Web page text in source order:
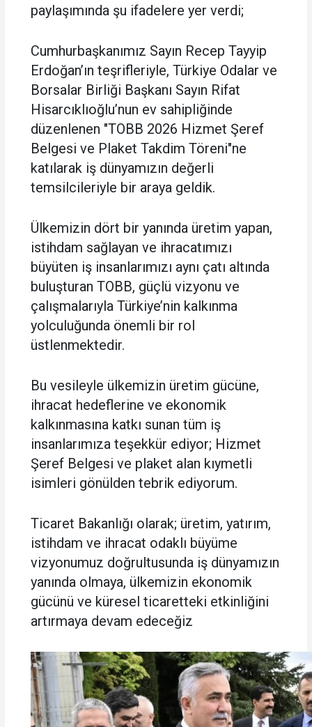
paylaşımında şu ifadelere yer verdi;
Cumhurbaşkanımız Sayın Recep Tayyip
Erdoğan’ın teşrifleriyle, Türkiye Odalar ve
Borsalar Birliği Başkanı Sayın Rifat
Hisarcıklıoğlu’nun ev sahipliğinde
düzenlenen "TOBB 2026 Hizmet Şeref
Belgesi ve Plaket Takdim Töreni"ne
katılarak iş dünyamızın değerli
temsilcileriyle bir araya geldik.
Ülkemizin dört bir yanında üretim yapan,
istihdam sağlayan ve ihracatımızı
büyüten iş insanlarımızı aynı çatı altında
buluşturan TOBB, güçlü vizyonu ve
çalışmalarıyla Türkiye’nin kalkınma
yolculuğunda önemli bir rol
üstlenmektedir.
Bu vesileyle ülkemizin üretim gücüne,
ihracat hedeflerine ve ekonomik
kalkınmasına katkı sunan tüm iş
insanlarımıza teşekkür ediyor; Hizmet
Şeref Belgesi ve plaket alan kıymetli
isimleri gönülden tebrik ediyorum.
Ticaret Bakanlığı olarak; üretim, yatırım,
istihdam ve ihracat odaklı büyüme
vizyonumuz doğrultusunda iş dünyamızın
yanında olmaya, ülkemizin ekonomik
gücünü ve küresel ticaretteki etkinliğini
artırmaya devam edeceğiz